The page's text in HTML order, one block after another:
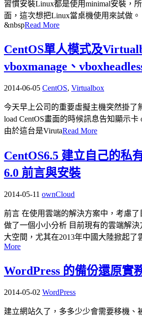
習慣安裝Linux都是使用minimal安裝，
面，這次想把Linux當桌機使用來試做
&nbspRead More
CentOS單人模式及
vboxmanage、
2014-06-05 CentOS, Virtualbox
今天早上公司的重要虛擬主機突然掛了
load CentOS畫面的時候訊息告知顯示
由於這台是VirutaRead More
CentOS6.5 建立自己的私
6.0 前言與安裝
2014-05-11 ownCloud
前言 在使用雲端的解決方案中，考慮
做了一個小小分析 目前現有的雲端解
大空間，尤其在2013年中國大陸掀起了
More
WordPress 的備份還原實
2014-05-02 WordPress
建立網站久了，多多少少會需要移機、